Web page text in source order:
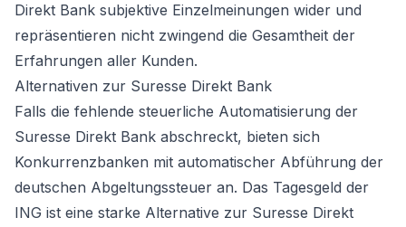
Direkt Bank subjektive Einzelmeinungen wider und
repräsentieren nicht zwingend die Gesamtheit der
Erfahrungen aller Kunden.
Alternativen zur Suresse Direkt Bank
Falls die fehlende steuerliche Automatisierung der
Suresse Direkt Bank abschreckt, bieten sich
Konkurrenzbanken mit automatischer Abführung der
deutschen Abgeltungssteuer an. Das Tagesgeld der
ING ist eine starke Alternative zur Suresse Direkt